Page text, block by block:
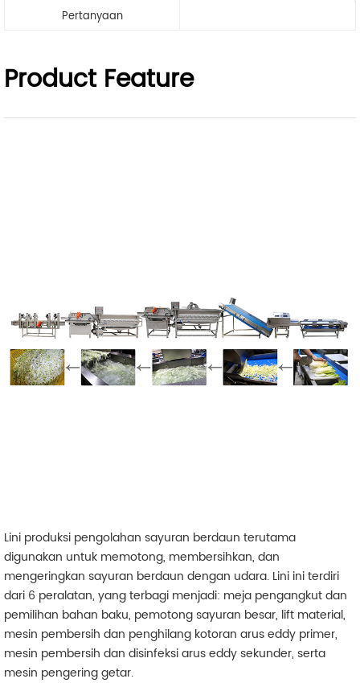
Pertanyaan
Product Feature
Lini produksi pengolahan sayuran berdaun terutama
digunakan untuk memotong, membersihkan, dan
mengeringkan sayuran berdaun dengan udara. Lini ini terdiri
dari 6 peralatan, yang terbagi menjadi: meja pengangkut dan
pemilihan bahan baku, pemotong sayuran besar, lift material,
mesin pembersih dan penghilang kotoran arus eddy primer,
mesin pembersih dan disinfeksi arus eddy sekunder, serta
mesin pengering getar.